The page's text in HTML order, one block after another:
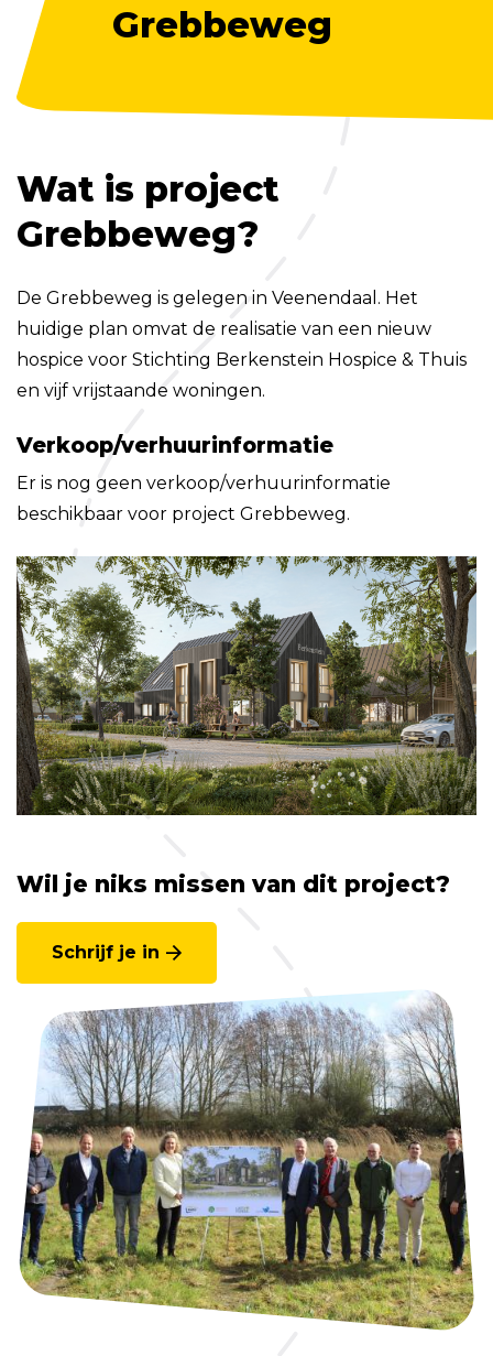
Grebbeweg
Wat is project
Grebbeweg?
De Grebbeweg is gelegen in Veenendaal. Het
huidige plan omvat de realisatie van een nieuw
hospice voor Stichting Berkenstein Hospice & Thuis
en vijf vrijstaande woningen.
Verkoop/verhuurinformatie
Er is nog geen verkoop/verhuurinformatie
beschikbaar voor project Grebbeweg.
Wil je niks missen van dit project?
Schrijf je in